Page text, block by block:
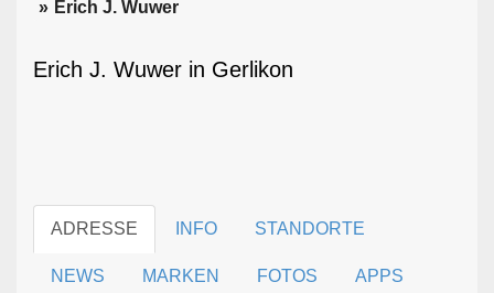
Erich J. Wuwer
Erich J. Wuwer in Gerlikon
ADRESSE INFO STANDORTE
NEWS MARKEN FOTOS APPS